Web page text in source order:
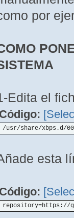
por
Edita el
Código:
/usr/share/xbps.d/
esta
Código:
repository=https://